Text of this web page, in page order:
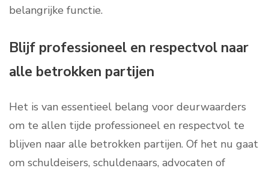
belangrijke functie.
Blijf professioneel en respectvol naar
alle betrokken partijen
Het is van essentieel belang voor deurwaarders
om te allen tijde professioneel en respectvol te
blijven naar alle betrokken partijen. Of het nu gaat
om schuldeisers, schuldenaars, advocaten of